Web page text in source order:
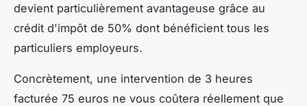
devient particulièrement avantageuse grâce au
crédit d'impôt de 50% dont bénéficient tous les
particuliers employeurs.
Concrètement, une intervention de 3 heures
facturée 75 euros ne vous coûtera réellement que